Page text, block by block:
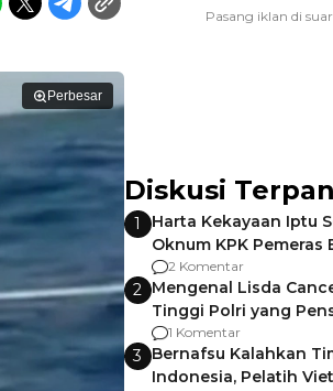
Perbesar
Diskusi
1
Harta Kekayaan Iptu
Oknum KPK Pemeras
Pemalang
2 Komentar
2 Mengenal Lisda
Tinggi Polri yang
Usai Jadi Brigjen
1 Komentar
3 Bernafsu Kalahkan
Indonesia, Pelatih